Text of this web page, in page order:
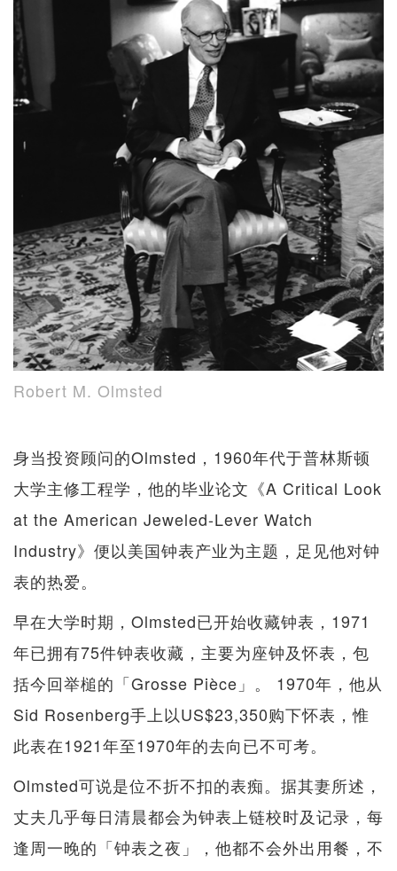
Robert M. Olmsted
身当投资顾问的Olmsted，1960年代于普林斯顿
大学主修工程学，他的毕业论文《A Critical Look
at the American Jeweled-Lever Watch
Industry》便以美国钟表产业为主题，足见他对钟
表的热爱。
早在大学时期，Olmsted已开始收藏钟表，1971
年已拥有75件钟表收藏，主要为座钟及怀表，包
括今回举槌的「Grosse Pièce」。 1970年，他从
Sid Rosenberg手上以US$23,350购下怀表，惟
此表在1921年至1970年的去向已不可考。
Olmsted可说是位不折不扣的表痴。据其妻所述，
丈夫几乎每日清晨都会为钟表上链校时及记录，每
逢周一晚的「钟表之夜」，他都不会外出用餐，不